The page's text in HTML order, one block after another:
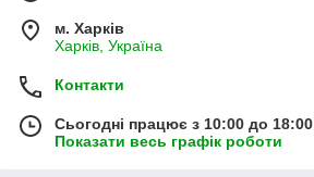
м. Харків
Харків, Україна
Контакти
Сьогодні працює з 10:00 до 18:00
Показати весь графік роботи